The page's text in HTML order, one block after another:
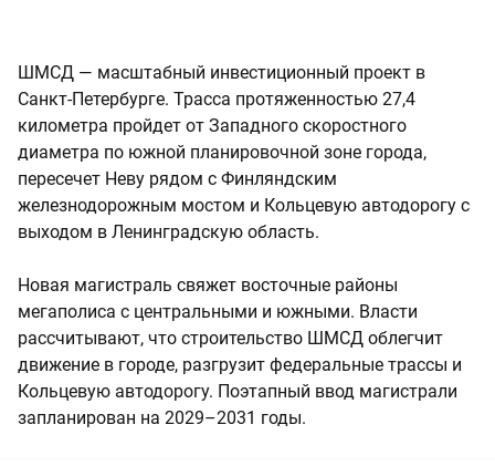
ШМСД — масштабный инвестиционный проект в
Санкт-Петербурге. Трасса протяженностью 27,4
километра пройдет от Западного скоростного
диаметра по южной планировочной зоне города,
пересечет Неву рядом с Финляндским
железнодорожным мостом и Кольцевую автодорогу с
выходом в Ленинградскую область.
Новая магистраль свяжет восточные районы
мегаполиса с центральными и южными. Власти
рассчитывают, что строительство ШМСД облегчит
движение в городе, разгрузит федеральные трассы и
Кольцевую автодорогу. Поэтапный ввод магистрали
запланирован на 2029–2031 годы.